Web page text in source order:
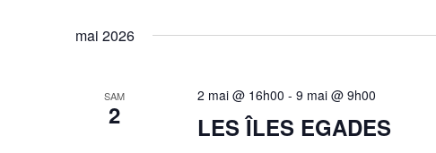
mai 2026
SAM
2 LES ÎLES EGADES
2 mai @ 16h00 - 9 mai @ 9h00